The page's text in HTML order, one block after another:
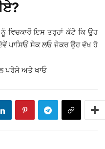
ਵਿਚਕਾਰੋਂ ਇਸ ਤਰ੍ਹਾਂ ਕੱਟੋ ਕਿ ਉਹ
ਪਾਸਿਓਂ ਸੇਕ ਲਓ ਜੇਕਰ ਉਹ ਵੱਖ ਹੋ
ਪਰੋਸੋ ਅਤੇ ਖਾਓ